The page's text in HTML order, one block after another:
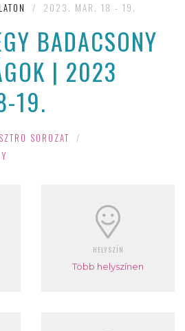
/ 2023. MAR. 18 - 19.
BADACSONY
| 2023
19.
SOROZAT
/
HELYSZÍN
Több helyszínen